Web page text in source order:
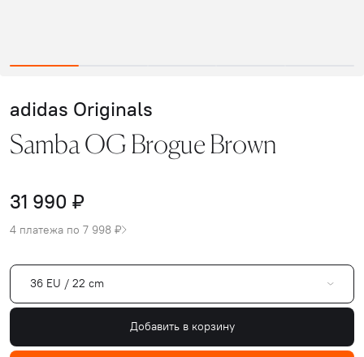
adidas Originals
Samba OG Brogue Brown
31 990 ₽
4 платежа по 7 998 ₽
36 EU / 22 cm
Добавить в корзину